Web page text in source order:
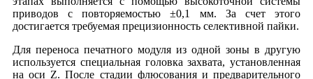
приводов с повторяемостью ±0,1 мм. За счет этого
достигается требуемая прецизионность селективной пайки.
Для переноса печатного модуля из одной зоны в другую
используется специальная головка захвата, установленная
на оси Z. После стадии флюсования и предварительного